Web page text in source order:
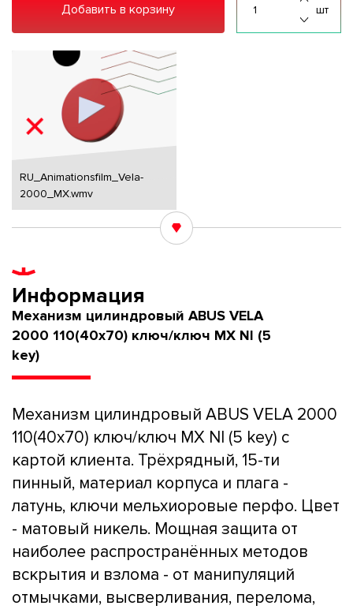
Добавить в корзину шт
RU_Animationsfilm_Vela-
2000_MX.wmv
Информация
Механизм цилиндровый ABUS VELA
2000 110(40x70) ключ/ключ MX NI (5
key)
Механизм цилиндровый ABUS VELA 2000
110(40x70) ключ/ключ MX NI (5 key) с
картой клиента. Трёхрядный, 15-ти
пинный, материал корпуса и плага -
латунь, ключи мельхиоровые перфо. Цвет
- матовый никель. Мощная защита от
наиболее распространённых методов
вскрытия и взлома - от манипуляций
отмычками, высверливания, перелома,